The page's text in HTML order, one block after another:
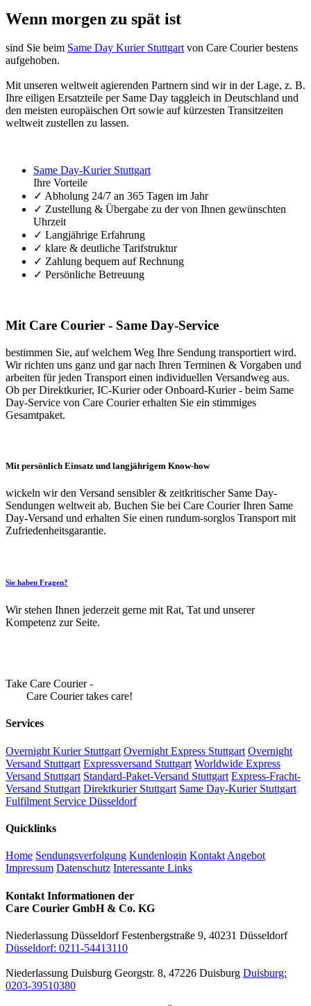
Wenn morgen zu spät ist
sind Sie beim Same Day Kurier Stuttgartvon Care Courier bestens
aufgehoben.
Mit unseren weltweit agierenden Partnern sind wir in der Lage, z. B.
Ihre eiligen Ersatzteile per Same Day taggleich in Deutschland und
den meisten europäischen Ort sowie auf kürzesten Transitzeiten
weltweit zustellen zu lassen.
Same Day-Kurier Stuttgart
Ihre Vorteile
✓ Abholung 24/7 an 365 Tagen im Jahr
✓ Zustellung & Übergabe zu der von Ihnen gewünschten
Uhrzeit
✓ Langjährige Erfahrung
✓ klare & deutliche Tarifstruktur
✓ Zahlung bequem auf Rechnung
✓ Persönliche Betreuung
Mit Care Courier - Same Day-Service
bestimmen Sie, auf welchem Weg Ihre Sendung transportiert wird.
Wir richten uns ganz und gar nach Ihren Terminen & Vorgaben und
arbeiten für jeden Transport einen individuellen Versandweg aus.
Ob per Direktkurier, IC-Kurier oder Onboard-Kurier - beim Same
Day-Service von Care Courier erhalten Sie ein stimmiges
Gesamtpaket.
Mit persönlich Einsatz und langjährigem Know-how
wickeln wir den Versand sensibler & zeitkritischer Same Day-
Sendungen weltweit ab. Buchen Sie bei Care Courier Ihren Same
Day-Versand und erhalten Sie einen rundum-sorglos Transport mit
Zufriedenheitsgarantie.
Sie haben Fragen?
Wir stehen Ihnen jederzeit gerne mit Rat, Tat und unserer
Kompetenz zur Seite.
Take Care Courier -
Care Courier takes care!
Services
Overnight Kurier Stuttgart Overnight Express Stuttgart Overnight
Versand Stuttgart Expressversand Stuttgart Worldwide Express
Versand Stuttgart Standard-Paket-Versand Stuttgart Express-Fracht-
Versand Stuttgart Direktkurier Stuttgart Same Day-Kurier Stuttgart
Fulfilment Service Düsseldorf
Quicklinks
Home Sendungsverfolgung Kundenlogin Kontakt Angebot
Impressum Datenschutz Interessante Links
Kontakt Informationen der
Care Courier GmbH & Co. KG
Niederlassung Düsseldorf Festenbergstraße 9, 40231 Düsseldorf
Düsseldorf: 0211-54413110
Niederlassung Duisburg Georgstr. 8, 47226 Duisburg Duisburg:
0203-39510380